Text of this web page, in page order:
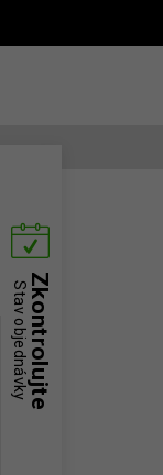
Zkontrolujte
Stav objednávky